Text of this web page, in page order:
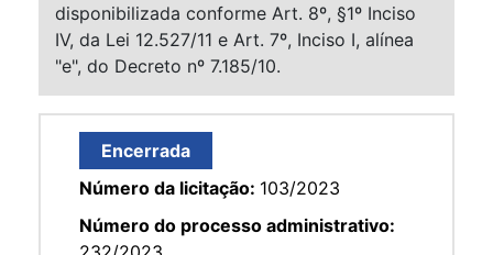
disponibilizada conforme Art. 8º, §1º Inciso
IV, da Lei 12.527/11 e Art. 7º, Inciso I, alínea
"e", do Decreto nº 7.185/10.
Encerrada
Número da licitação: 103/2023
Número do processo administrativo: